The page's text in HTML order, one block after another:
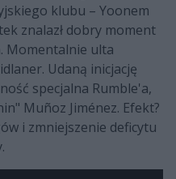
klubu – Yoonem
znalazł dobry moment
Momentalnie ulta
Udaną inicjację
specjalna Rumble'a,
Muñoz Jiménez. Efekt?
i zmniejszenie deficytu